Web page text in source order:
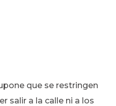
que se restringen
salir a la calle ni a los